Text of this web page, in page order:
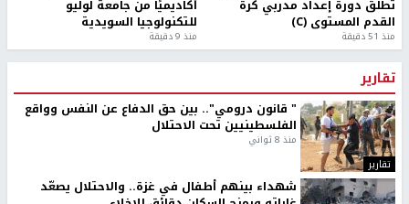
تطلق دورة إعداد مدربي كرة
القدم المستوى (C)
منذ 51 دقيقة
أكاديميًا من جامعة لوليو
للتكنولوجيا السويدية
منذ 9 دقيقة
تقارير
تقارير
" قانون درومي".. بين حق الدفاع عن النفس وواقع
الفلسطينيين تحت الاحتلال
منذ 8 ثواني
شهداء بينهم أطفال في غزة.. والاحتلال يصعّد